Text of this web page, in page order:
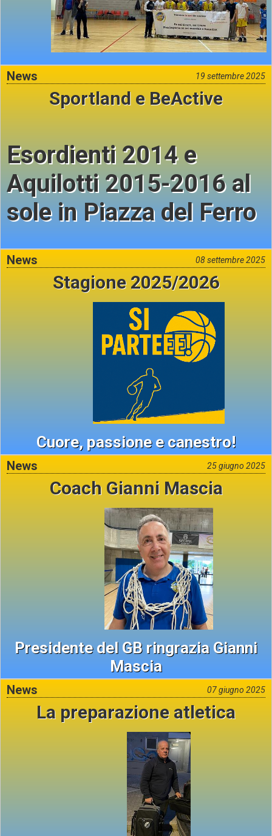
News 19 settembre 2025
Sportland e BeActive
Esordienti 2014 e
Aquilotti 2015-2016 al
sole in Piazza del Ferro
News 08 settembre 2025
Stagione 2025/2026
Cuore, passione e canestro!
News 25 giugno 2025
Coach Gianni Mascia
Presidente del GB ringrazia Gianni
Mascia
News 07 giugno 2025
La preparazione atletica